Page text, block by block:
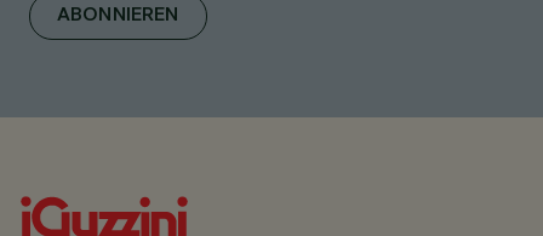
ABONNIEREN